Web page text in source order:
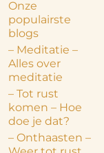
Onze
populairste
blogs
– Meditatie –
Alles over
meditatie
– Tot rust
komen – Hoe
doe je dat?
– Onthaasten –